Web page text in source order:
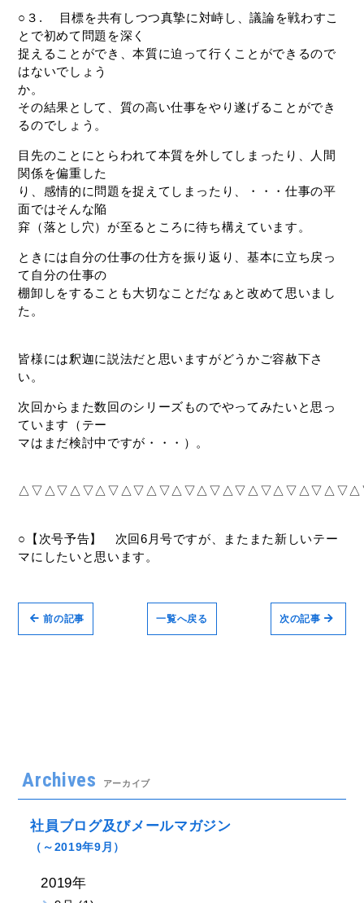
○３. 目標を共有しつつ真摯に対峙し、議論を戦わすこ
とで初めて問題を深く
捉えることができ、本質に迫って行くことができるので
はないでしょう
か。
その結果として、質の高い仕事をやり遂げることができ
るのでしょう。
目先のことにとらわれて本質を外してしまったり、人間
関係を偏重した
り、感情的に問題を捉えてしまったり、・・・仕事の平
面ではそんな陥
穽（落とし穴）が至るところに待ち構えています。
ときには自分の仕事の仕方を振り返り、基本に立ち戻っ
て自分の仕事の
棚卸しをすることも大切なことだなぁと改めて思いまし
た。
皆様には釈迦に説法だと思いますがどうかご容赦下さ
い。
次回からまた数回のシリーズものでやってみたいと思っ
ています（テー
マはまだ検討中ですが・・・）。
○【次号予告】 次回6月号ですが、またまた新しいテー
マにしたいと思います。
次の記事
一覧へ戻る
前の記事
Archives アーカイブ
社員ブログ及びメールマガジン
（～2019年9月）
2019年